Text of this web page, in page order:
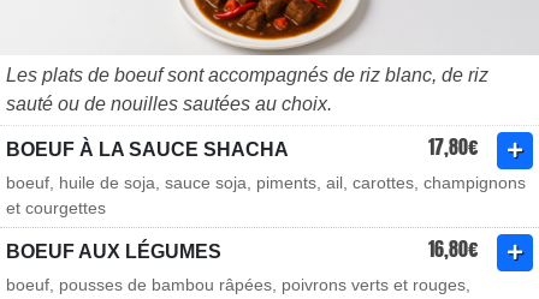
Les plats de boeuf sont accompagnés de riz blanc, de riz
sauté ou de nouilles sautées au choix.
BOEUF À LA SAUCE SHACHA 17,80€
boeuf, huile de soja, sauce soja, piments, ail, carottes, champignons
et courgettes
BOEUF AUX LÉGUMES 16,80€
boeuf, pousses de bambou râpées, poivrons verts et rouges,